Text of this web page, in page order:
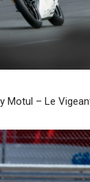
Motul – Le